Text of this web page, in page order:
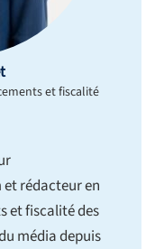
et fiscalité
et rédacteur en
et fiscalité des
média depuis